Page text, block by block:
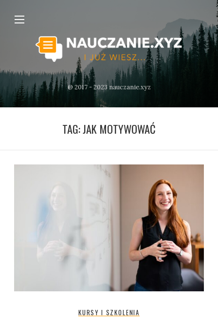
@ 2017 - 2023 nauczanie.xyz
TAG:JAK MOTYWOWAĆ
KURSY I SZKOLENIA